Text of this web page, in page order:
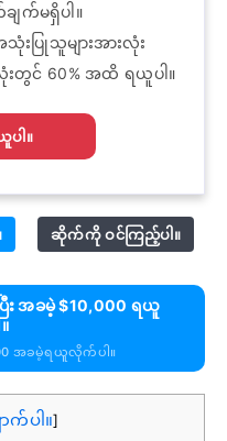
က်မရှိပါ။
သုံးပြုသူများအားလုံး
းတွင် 60% အထိ ရယူပါ။
ါ။
ဆိုက်ကို ဝင်ကြည့်ပါ။
ြီး အခမဲ့ $10,000 ရယူ
အခမဲ့ရယူလိုက်ပါ။
ာက်ပါ။]